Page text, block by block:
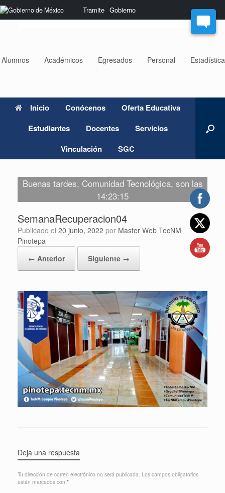
Nota:
este
sistema
Tramite Gobierno
Saltar
al
Alumnos Académicos Egresados Personal
Inicio Conócenos
Oferta Educativa
Estudiantes
Docentes
Servicios
Vinculación
SGC
Buenas tardes, Comunidad Tecnológica, son las
14:23:15
SemanaRecuperacion04
Publicado el 20 junio, 2022 por Master Web TecNM
Pinotepa
← Anterior
Siguiente →
Deja una respuesta
Tu dirección de correo electrónico no será publicada. Los campos obligatorios
están marcados con *